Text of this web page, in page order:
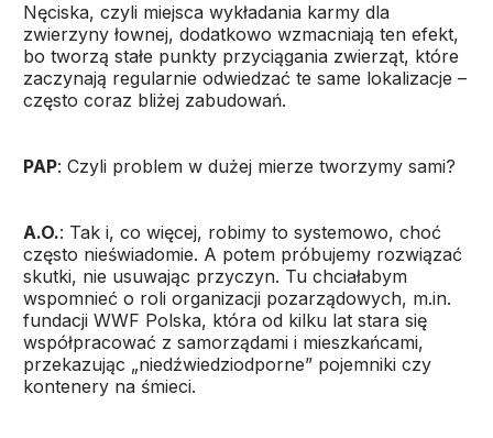
Nęciska, czyli miejsca wykładania karmy dla
zwierzyny łownej, dodatkowo wzmacniają ten efekt,
bo tworzą stałe punkty przyciągania zwierząt, które
zaczynają regularnie odwiedzać te same lokalizacje –
często coraz bliżej zabudowań.
PAP: Czyli problem w dużej mierze tworzymy sami?
A.O.: Tak i, co więcej, robimy to systemowo, choć
często nieświadomie. A potem próbujemy rozwiązać
skutki, nie usuwając przyczyn. Tu chciałabym
wspomnieć o roli organizacji pozarządowych, m.in.
fundacji WWF Polska, która od kilku lat stara się
współpracować z samorządami i mieszkańcami,
przekazując „niedźwiedziodporne” pojemniki czy
kontenery na śmieci.